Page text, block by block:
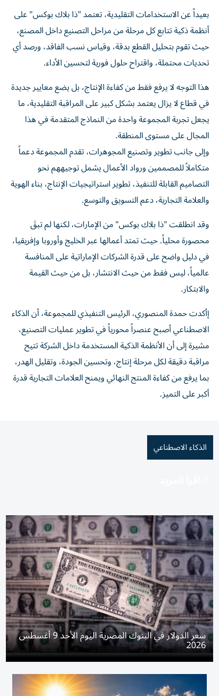
بعيداً عن الاستخدامات التقليدية، تعتمد "ذا بلاك بوكس" على
أنظمة ذكية تتابع كل مرحلة من مراحل التصنيع داخل المصنع،
حيث تقوم بتحليل القطع بدقة، وقياس نسب الفاقد، ورصد أي
تحديات محتملة، واقتراح حلول فورية لتحسين الأداء.
هذا التوجه لا يرفع فقط من كفاءة الإنتاج، بل يضع معايير جديدة
في قطاع لا يزال يعتمد بشكل كبير على المراقبة التقليدية، ما
يجعل تجربة المجموعة واحدة من النماذج المتقدمة في هذا
المجال على مستوى المنطقة.
وإلى جانب تطوير وتصنيع المجوهرات، تقدم المجموعة دعماً
متكاملاً للمصممين ورواد الأعمال يشمل توجيههم نحو
التصاميم القابلة للتنفيذ، تطوير استراتيجيات الإنتاج، بناء الهوية
والعلامة التجارية، دعم التسويق والتوسع.
وقد انطلقت "ذا بلاك بوكس" من الإمارات، لكنها لم تبقَ
محصورة محلياً. حيث تمتد أعمالها عبر الخليج وأوروبا وإفريقيا،
في دليل واضح على قدرة الشركات الإماراتية على المنافسة
عالمياً، ليس فقط من حيث الانتشار، بل من حيث القيمة
والابتكار.
إأكدت حمدة المنصوري، الرئيس التنفيذي للمجموعة، أن الذكاء
الاصطناعي أصبح عنصراً محورياً في تطوير عمليات التصنيع،
مشيرة إلى أن الأنظمة الذكية المستخدمة داخل الشركة تتيح
مراقبة دقيقة لكل مرحلة إنتاج، وتحسين الجودة، وتقليل الهدر،
بما يرفع من كفاءة المنتج النهائي ويمنح العلامات التجارية قدرة
أكبر على التميز.
الذكاء الاصطناعي
سعر الدولار في البنوك المصرية اليوم الأحد 9 أغسطس
2026